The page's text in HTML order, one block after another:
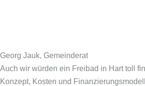
Georg Jauk, Gemeinderat
Auch wir würden ein Freibad in Hart toll
Konzept, Kosten und